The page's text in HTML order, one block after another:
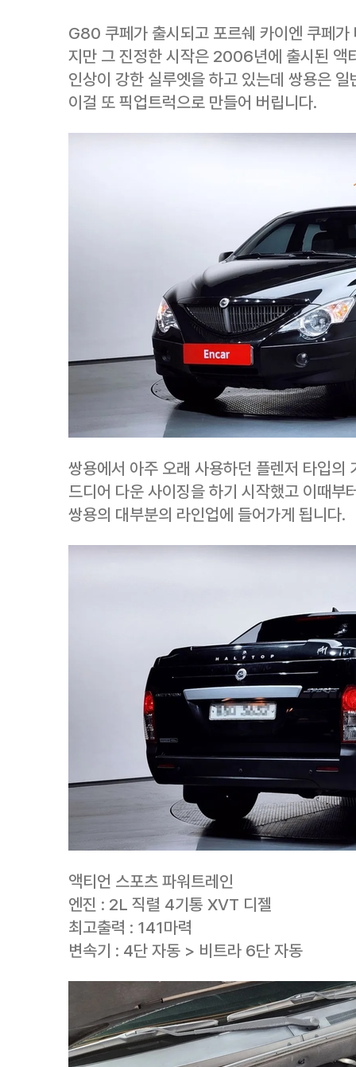
G80 쿠페가 출시되고 포르쉐 카이엔 쿠페
지만 그 진정한 시작은 2006년에 출시된 액
인상이 강한 실루엣을 하고 있는데 쌍용은
이걸 또 픽업트럭으로 만들어 버립니다.
쌍용에서 아주 오래 사용하던 플렌저 타입의
드디어 다운 사이징을 하기 시작했고 이때
쌍용의 대부분의 라인업에 들어가게 됩니다.
액티언 스포츠 파워트레인
엔진 : 2L 직렬 4기통 XVT 디젤
최고출력 : 141마력
변속기 : 4단 자동 > 비트라 6단 자동